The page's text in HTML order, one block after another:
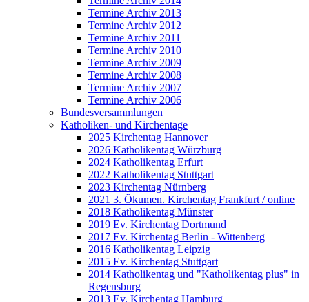
Termine Archiv 2013
Termine Archiv 2012
Termine Archiv 2011
Termine Archiv 2010
Termine Archiv 2009
Termine Archiv 2008
Termine Archiv 2007
Termine Archiv 2006
Bundesversammlungen
Katholiken- und Kirchentage
2025 Kirchentag Hannover
2026 Katholikentag Würzburg
2024 Katholikentag Erfurt
2022 Katholikentag Stuttgart
2023 Kirchentag Nürnberg
2021 3. Ökumen. Kirchentag Frankfurt / online
2018 Katholikentag Münster
2019 Ev. Kirchentag Dortmund
2017 Ev. Kirchentag Berlin - Wittenberg
2016 Katholikentag Leipzig
2015 Ev. Kirchentag Stuttgart
2014 Katholikentag und "Katholikentag plus" in
Regensburg
2013 Ev. Kirchentag Hamburg